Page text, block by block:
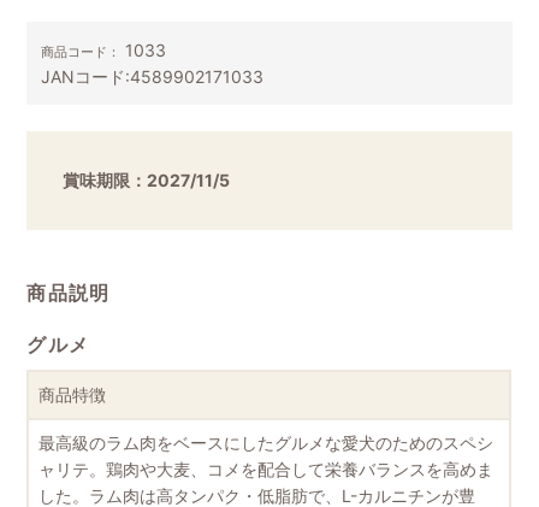
商品コード：
1033
JANコード:4589902171033
賞味期限：2027/11/5
商品説明
グルメ
商品特徴
最高級のラム肉をベースにしたグルメな愛犬のためのスペシ
ャリテ。鶏肉や大麦、コメを配合して栄養バランスを高めま
した。ラム肉は高タンパク・低脂肪で、L-カルニチンが豊